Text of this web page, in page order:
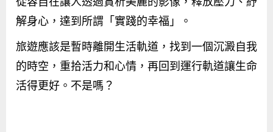
解身心，達到所謂「實踐的幸福」。
旅遊應該是暫時離開生活軌道，找到一個沉澱自我
的時空，重拾活力和心情，再回到運行軌道讓生命
活得更好。不是嗎？